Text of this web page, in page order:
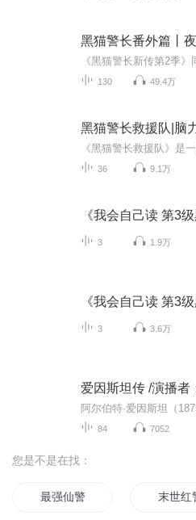
130 49.4万
36 9.1万
3 1.9万
3 3.6万
84 7052
您是不是在找：
最强仙警 末世红